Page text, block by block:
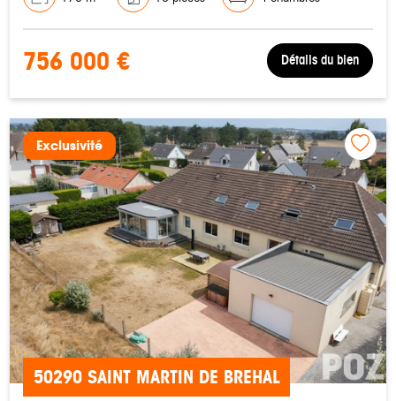
756 000 € Détails du bien
Exclusivité
50290 SAINT MARTIN DE BREHAL